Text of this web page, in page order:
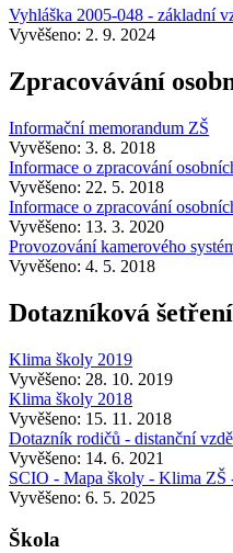
Vyhláška 2005-048 - základní
Vyvěšeno: 2. 9. 2024
Zpracovávání
Informační memorandum ZŠ
Vyvěšeno: 3. 8. 2018
Informace o zpracování
Vyvěšeno: 22. 5. 2018
Informace o zpracování
Vyvěšeno: 13. 3. 2020
Provozování kamerového
Vyvěšeno: 4. 5. 2018
Dotazníková šetření
Klima školy 2019
Vyvěšeno: 28. 10. 2019
Klima školy 2018
Vyvěšeno: 15. 11. 2018
Dotazník rodičů - distanční
Vyvěšeno: 14. 6. 2021
SCIO - Mapa školy - Klima ZŠ
Vyvěšeno: 6. 5. 2025
Škola